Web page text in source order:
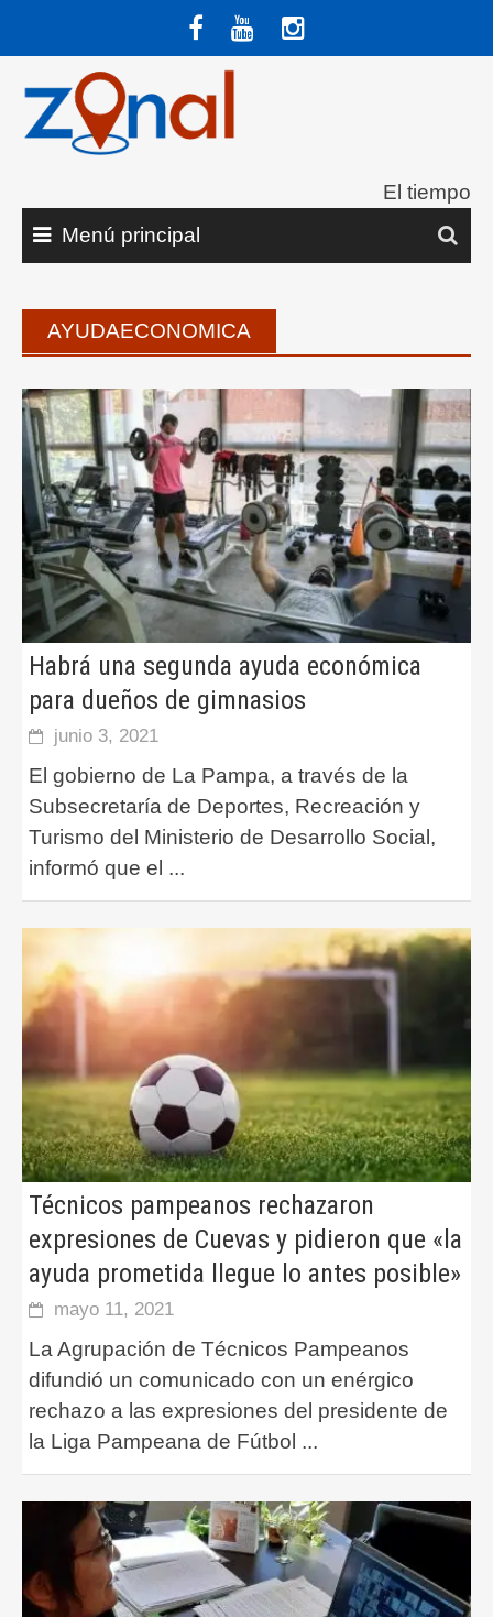
contenido
El tiempo
Menú principal
AYUDAECONOMICA
Habrá una segunda ayuda económica
para dueños de gimnasios
junio 3, 2021
El gobierno de La Pampa, a través de la
Subsecretaría de Deportes, Recreación y
Turismo del Ministerio de Desarrollo Social,
informó que el ...
Técnicos pampeanos rechazaron
expresiones de Cuevas y pidieron que «la
ayuda prometida llegue lo antes posible»
mayo 11, 2021
La Agrupación de Técnicos Pampeanos
difundió un comunicado con un enérgico
rechazo a las expresiones del presidente de
la Liga Pampeana de Fútbol ...